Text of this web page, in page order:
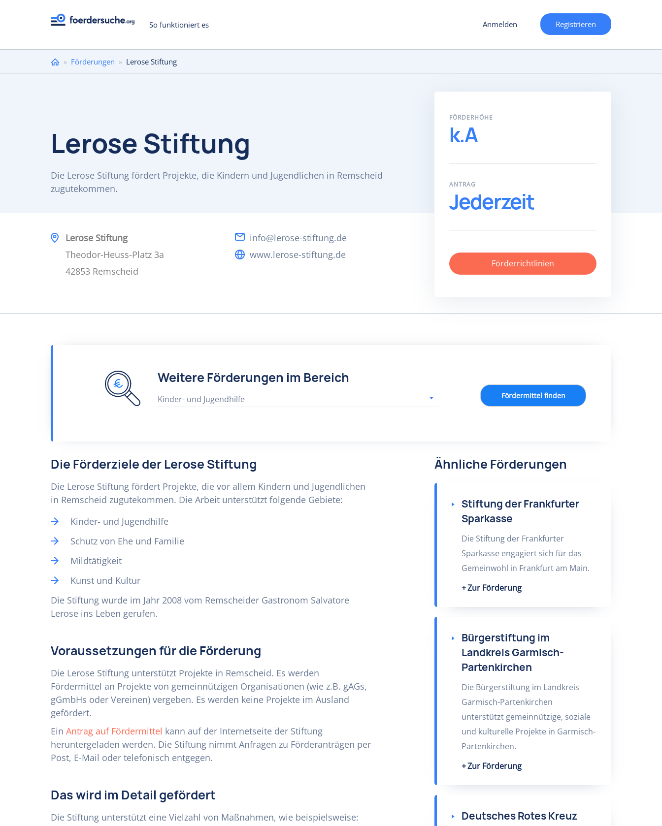
So funktioniert es Anmelden Registrieren
Sie
» Förderungen » Lerose Stiftung
Lerose Stiftung
Die Lerose Stiftung fördert Projekte, die Kindern und Jugendlichen in Remscheid
zugutekommen.
Lerose Stiftung
Theodor-Heuss-Platz 3a
42853 Remscheid
info@lerose-stiftung.de
www.lerose-stiftung.de
FÖRDERHÖHE
k.A
ANTRAG
Jederzeit
Förderrichtlinien
Weitere Förderungen im Bereich
Kinder- und Jugendhilfe Fördermittel finden
Die Förderziele der Lerose Stiftung
Die Lerose Stiftung fördert Projekte, die vor allem Kindern und Jugendlichen
in Remscheid zugutekommen. Die Arbeit unterstützt folgende Gebiete:
Kinder- und Jugendhilfe
Schutz von Ehe und Familie
Mildtätigkeit
Kunst und Kultur
Die Stiftung wurde im Jahr 2008 vom Remscheider Gastronom Salvatore
Lerose ins Leben gerufen.
Voraussetzungen für die Förderung
Die Lerose Stiftung unterstützt Projekte in Remscheid. Es werden
Fördermittel an Projekte von gemeinnützigen Organisationen (wie z.B. gAGs,
gGmbHs oder Vereinen) vergeben. Es werden keine Projekte im Ausland
gefördert.
Ein Antrag auf Fördermittel kann auf der Internetseite der Stiftung
heruntergeladen werden. Die Stiftung nimmt Anfragen zu Förderanträgen per
Post, E-Mail oder telefonisch entgegen.
Das wird im Detail gefördert
Die Stiftung unterstützt eine Vielzahl von Maßnahmen, wie beispielsweise:
Ähnliche Förderungen
Stiftung der Frankfurter
Sparkasse
Die Stiftung der Frankfurter
Sparkasse engagiert sich für das
Gemeinwohl in Frankfurt am Main.
Zur Förderung
Bürgerstiftung im
Landkreis Garmisch-
Partenkirchen
Die Bürgerstiftung im Landkreis
Garmisch-Partenkirchen
unterstützt gemeinnützige, soziale
und kulturelle Projekte in Garmisch-
Partenkirchen.
Zur Förderung
Deutsches Rotes Kreuz